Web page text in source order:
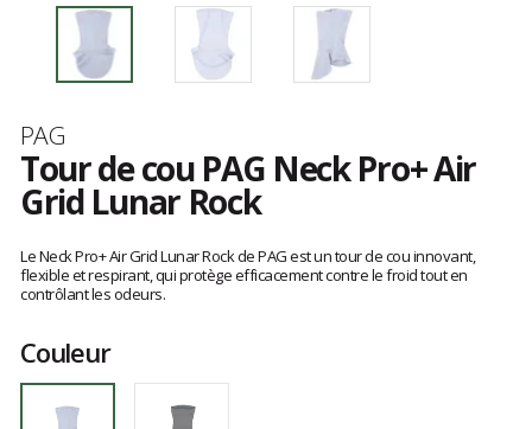
Marque
PAG
Tour de cou PAG Neck Pro+ Air
Grid Lunar Rock
avis
clients
Le Neck Pro+ Air Grid Lunar Rock de PAG est un tour de cou innovant,
flexible et respirant, qui protège efficacement contre le froid tout en
contrôlant les odeurs.
Couleur